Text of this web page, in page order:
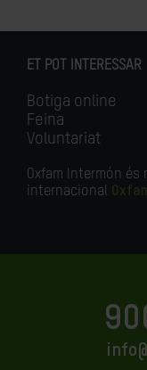
ET POT INTERESSAR
Botiga online
Feina
Voluntariat
Oxfam Intermón és
internacional